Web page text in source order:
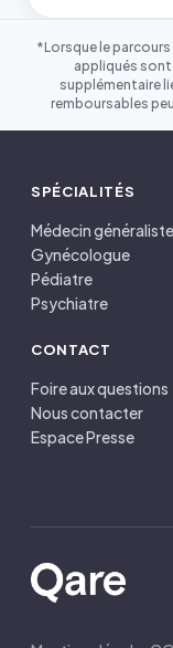
*Lorsque le
appliqués sont
supplémentaire
remboursables
SPÉCIALITÉS
Médecin généraliste
Gynécologue
Pédiatre
Psychiatre
CONTACT
Foire aux questions
Nous contacter
Espace Presse